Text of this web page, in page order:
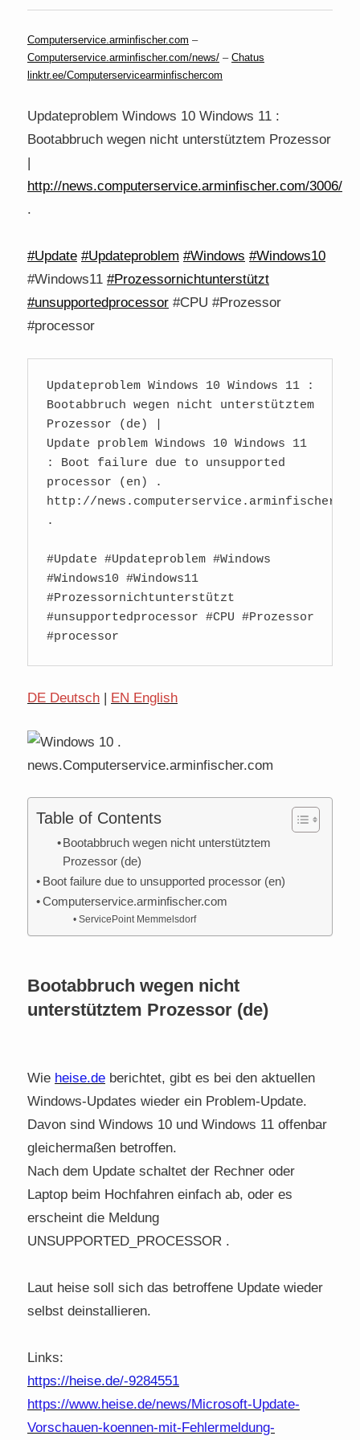
Computerservice.arminfischer.com –
Computerservice.arminfischer.com/news/ – Chatus
linktr.ee/Computerservicearminfischercom
Updateproblem Windows 10 Windows 11 :
Bootabbruch wegen nicht unterstütztem Prozessor
http://news.computerservice.arminfischer.com/3006/
.
#Update #Updateproblem #Windows #Windows10
#Windows11 #Prozessornichtunterstützt
#unsupportedprocessor #CPU #Prozessor
#processor
Updateproblem Windows 10 Windows 11 :
Bootabbruch wegen nicht unterstütztem
Prozessor (de) |
Update problem Windows 10 Windows 11
: Boot failure due to unsupported
processor (en) .
http://
.
#Update #Updateproblem #Windows
#Windows10 #Windows11
#Prozessornichtunterstützt
#unsupportedprocessor #CPU #Prozessor
#processor
DE Deutsch EN English
Table of Contents
Bootabbruch wegen nicht unterstütztem
Prozessor (de)
Boot failure due to unsupported processor (en)
Computerservice.arminfischer.com
ServicePoint Memmelsdorf
Bootabbruch wegen nicht
unterstütztem Prozessor (de)
Wie heise.de berichtet, gibt es bei den aktuellen
Windows-Updates wieder ein Problem-Update.
Davon sind Windows 10 und Windows 11 offenbar
gleichermaßen betroffen.
Nach dem Update schaltet der Rechner oder
Laptop beim Hochfahren einfach ab, oder es
erscheint die Meldung
UNSUPPORTED_PROCESSOR .
Laut heise soll sich das betroffene Update wieder
selbst deinstallieren.
Links:
https://heise.de/-9284551
https://www.heise.de/news/Microsoft-Update-
Vorschauen-koennen-mit-Fehlermeldung-